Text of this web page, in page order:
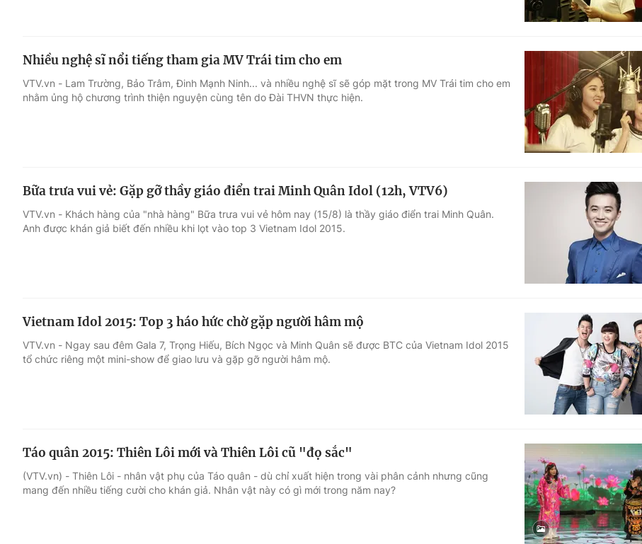
Nhiều nghệ sĩ nổi tiếng tham gia MV Trái tim cho em
VTV.vn - Lam Trường, Bảo Trâm, Đinh Mạnh Ninh... và nhiều nghệ sĩ sẽ góp mặt trong MV Trái tim cho em
nhằm ủng hộ chương trình thiện nguyện cùng tên do Đài THVN thực hiện.
Bữa trưa vui vẻ: Gặp gỡ thầy giáo điển trai Minh Quân Idol (12h, VTV6)
VTV.vn - Khách hàng của "nhà hàng" Bữa trưa vui vẻ hôm nay (15/8) là thầy giáo điển trai Minh Quân.
Anh được khán giả biết đến nhiều khi lọt vào top 3 Vietnam Idol 2015.
Vietnam Idol 2015: Top 3 háo hức chờ gặp người hâm mộ
VTV.vn - Ngay sau đêm Gala 7, Trọng Hiếu, Bích Ngọc và Minh Quân sẽ được BTC của Vietnam Idol 2015
tổ chức riêng một mini-show để giao lưu và gặp gỡ người hâm mộ.
Táo quân 2015: Thiên Lôi mới và Thiên Lôi cũ "đọ sắc"
(VTV.vn) - Thiên Lôi - nhân vật phụ của Táo quân - dù chỉ xuất hiện trong vài phân cảnh nhưng cũng
mang đến nhiều tiếng cười cho khán giả. Nhân vật này có gì mới trong năm nay?